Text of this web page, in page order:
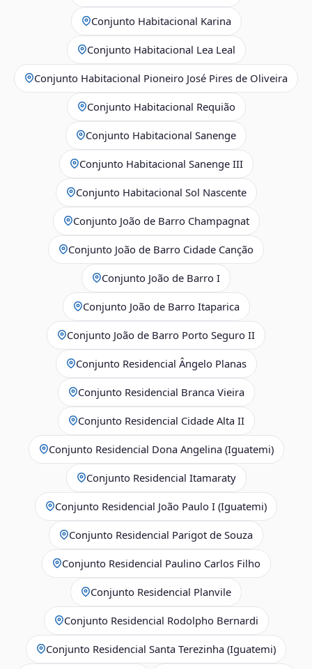
Conjunto Habitacional Karina
Conjunto Habitacional Lea Leal
Conjunto Habitacional Pioneiro José Pires de Oliveira
Conjunto Habitacional Requião
Conjunto Habitacional Sanenge
Conjunto Habitacional Sanenge III
Conjunto Habitacional Sol Nascente
Conjunto João de Barro Champagnat
Conjunto João de Barro Cidade Canção
Conjunto João de Barro I
Conjunto João de Barro Itaparica
Conjunto João de Barro Porto Seguro II
Conjunto Residencial Ângelo Planas
Conjunto Residencial Branca Vieira
Conjunto Residencial Cidade Alta II
Conjunto Residencial Dona Angelina (Iguatemi)
Conjunto Residencial Itamaraty
Conjunto Residencial João Paulo I (Iguatemi)
Conjunto Residencial Parigot de Souza
Conjunto Residencial Paulino Carlos Filho
Conjunto Residencial Planvile
Conjunto Residencial Rodolpho Bernardi
Conjunto Residencial Santa Terezinha (Iguatemi)